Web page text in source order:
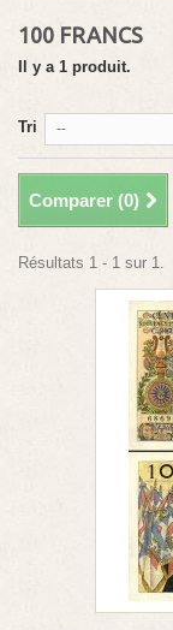
100 FRANCS
Il y a 1 produit.
Tri --
Comparer (0)
Résultats 1 - 1 sur 1.